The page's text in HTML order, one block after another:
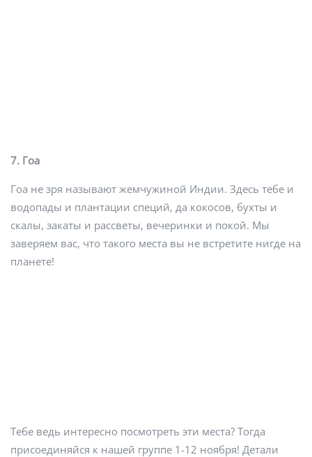
7. Гоа
Гоа не зря называют жемчужиной Индии. Здесь тебе и
водопады и плантации специй, да кокосов, бухты и
скалы, закаты и рассветы, вечеринки и покой. Мы
заверяем вас, что такого места вы не встретите нигде на
планете!
Тебе ведь интересно посмотреть эти места? Тогда
присоединяйся к нашей группе 1-12 ноября! Детали